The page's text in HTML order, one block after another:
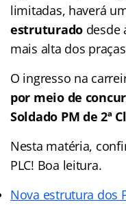
limitadas, haverá
estruturado desde
mais alta dos
O ingresso na
por meio de
Soldado PM de 2ª
Nesta matéria,
PLC! Boa leitura.
Nova estrutura dos